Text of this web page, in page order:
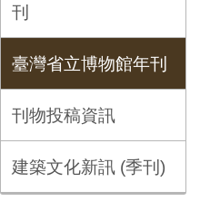
刊
臺灣省立博物館年刊
刊物投稿資訊
建築文化新訊 (季刊)